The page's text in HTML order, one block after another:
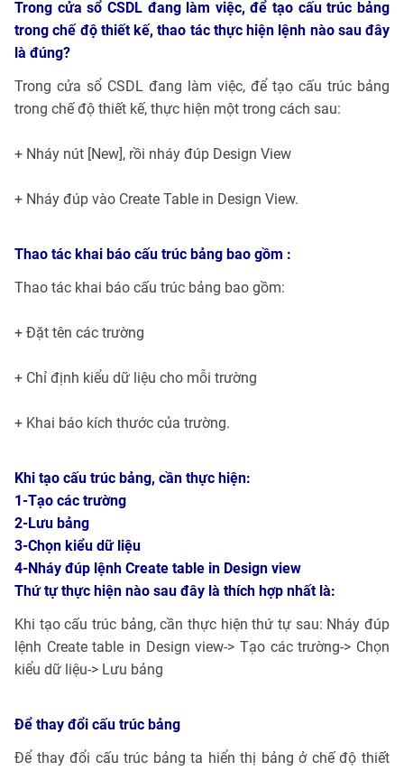
Trong cửa sổ CSDL đang làm việc, để tạo cấu trúc bảng
trong chế độ thiết kế, thao tác thực hiện lệnh nào sau đây
là đúng?
Trong cửa sổ CSDL đang làm việc, để tạo cấu trúc bảng
trong chế độ thiết kế, thực hiện một trong cách sau:
+ Nháy nút [New], rồi nháy đúp Design View
+ Nháy đúp vào Create Table in Design View.
Thao tác khai báo cấu trúc bảng bao gồm :
Thao tác khai báo cấu trúc bảng bao gồm:
+ Đặt tên các trường
+ Chỉ định kiểu dữ liệu cho mỗi trường
+ Khai báo kích thước của trường.
Khi tạo cấu trúc bảng, cần thực hiện:
1-Tạo các trường
2-Lưu bảng
3-Chọn kiểu dữ liệu
4-Nháy đúp lệnh Create table in Design view
Thứ tự thực hiện nào sau đây là thích hợp nhất là:
Khi tạo cấu trúc bảng, cần thực hiện thứ tự sau: Nháy đúp
lệnh Create table in Design view-> Tạo các trường-> Chọn
kiểu dữ liệu-> Lưu bảng
Để thay đổi cấu trúc bảng
Để thay đổi cấu trúc bảng ta hiển thị bảng ở chế độ thiết